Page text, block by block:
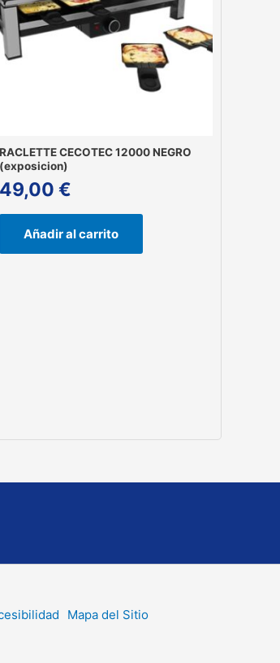
RACLETTE CECOTEC 12000 NEGRO
(exposicion)
49,00 €
Añadir al carrito
Mapa del Sitio